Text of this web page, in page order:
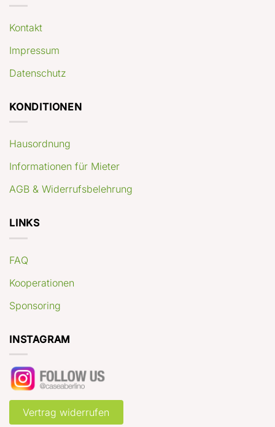
Kontakt
Impressum
Datenschutz
KONDITIONEN
Hausordnung
Informationen für Mieter
AGB & Widerrufsbelehrung
LINKS
FAQ
Kooperationen
Sponsoring
INSTAGRAM
Vertrag widerrufen